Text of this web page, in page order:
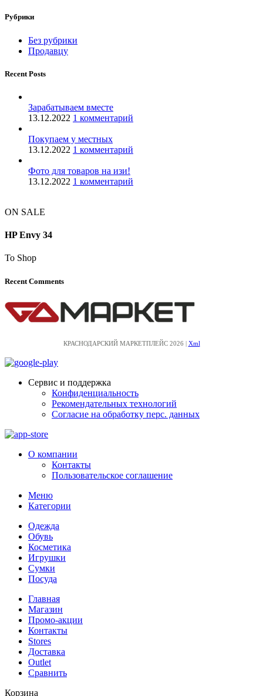
Рубрики
Без рубрики
Продавцу
Recent Posts
Зарабатываем вместе
13.12.2022 1 комментарий
Покупаем у местных​
13.12.2022 1 комментарий
Фото для товаров на изи!
13.12.2022 1 комментарий
ON SALE
HP Envy 34
To Shop
Recent Comments
КРАСНОДАРСКИЙ МАРКЕТПЛЕЙС 2026 | Xml
Сервис и поддержка
Конфиденциальность
Рекомендательных технологий
Согласие на обработку перс. данных
О компании
Контакты
Пользовательское соглашение
Меню
Категории
Одежда
Обувь
Косметика
Игрушки
Сумки
Посуда
Главная
Магазин
Промо-акции
Контакты
Stores
Доставка
Outlet
Сравнить
Корзина